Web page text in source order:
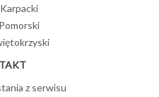
z serwisu